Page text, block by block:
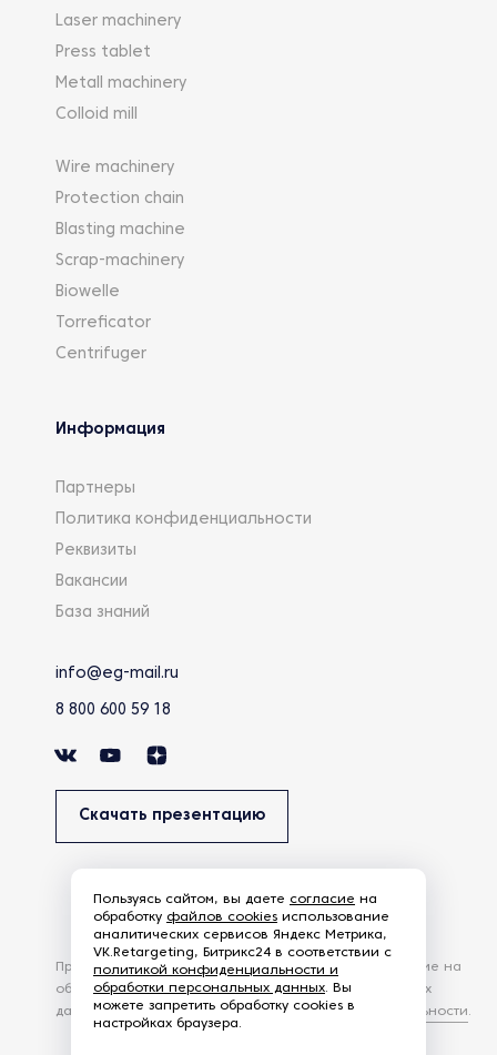
Laser machinery
Press tablet
Metall machinery
Colloid mill
Wire machinery
Protection chain
Blasting machine
Scrap-machinery
Biowelle
Torreficator
Centrifuger
Информация
Партнеры
Политика конфиденциальности
Реквизиты
Вакансии
База знаний
info@eg-mail.ru
8 800 600 59 18
Скачать презентацию
Продолжая использовать наш сайт, вы даете согласие на
обработку файлов Cookies и других пользовательских
данных, в соответствии сПолитикой конфиденциальности.
Пользуясь сайтом, вы даете согласие на
обработку файлов cookies использование
аналитических сервисов Яндекс Метрика,
VK.Retargeting, Битрикс24 в соответствии с
политикой конфиденциальности и
обработки персональных данных. Вы
можете запретить обработку cookies в
настройках браузера.